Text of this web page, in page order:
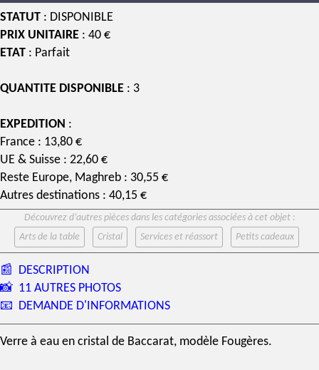
STATUT : DISPONIBLE
PRIX UNITAIRE : 40 €
ETAT : Parfait
QUANTITE DISPONIBLE : 3
EXPEDITION :
France : 13,80 €
UE & Suisse : 22,60 €
Reste Europe, Maghreb : 30,55 €
Autres destinations : 40,15 €
Découvrez d’autres pièces dans les catégories associées à cet objet :
Arts de la table
Cristal Services et réassort Petits cadeaux
📰 DESCRIPTION
📸 11 AUTRES PHOTOS
📧 DEMANDE D'INFORMATIONS
Verre à eau en cristal de Baccarat, modèle Fougères.